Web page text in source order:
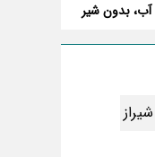
بدون شیر
راه ممکن +
و صوت